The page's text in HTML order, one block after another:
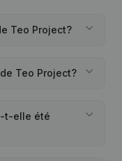
Teo Project?
Teo Project?
t-elle été